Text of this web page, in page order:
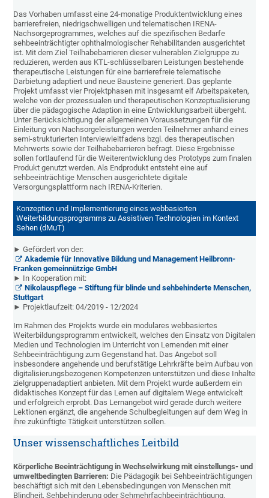
Das Vorhaben umfasst eine 24-monatige Produktentwicklung eines
barrierefreien, niedrigschwelligen und telematischen IRENA-
Nachsorgeprogrammes, welches auf die spezifischen Bedarfe
sehbeeinträchtigter ophthalmologischer Rehabilitanden ausgerichtet
ist. Mit dem Ziel Teilhabebarrieren dieser vulnerablen Zielgruppe zu
reduzieren, werden aus KTL-schlüsselbaren Leistungen bestehende
therapeutische Leistungen für eine barrierefreie telematische
Darbietung adaptiert und neue Bausteine generiert. Das geplante
Projekt umfasst vier Projektphasen mit insgesamt elf Arbeitspaketen,
welche von der prozessualen und therapeutischen Konzeptualisierung
über die pädagogische Adaption in eine Entwicklungsarbeit übergeht.
Unter Berücksichtigung der allgemeinen Voraussetzungen für die
Einleitung von Nachsorgeleistungen werden Teilnehmer anhand eines
semi-strukturierten Interviewleitfadens bzgl. des therapeutischen
Mehrwerts sowie der Teilhabebarrieren befragt. Diese Ergebnisse
sollen fortlaufend für die Weiterentwicklung des Prototyps zum finalen
Produkt genutzt werden. Als Endprodukt entsteht eine auf
sehbeeinträchtige Menschen ausgerichtete digitale
Versorgungsplattform nach IRENA-Kriterien.
Konzeption und Implementierung eines webbasierten
Weiterbildungsprogramms zu Assistiven Technologien im Kontext
Sehen (dMuT)
► Gefördert von der:
Akademie für Innovative Bildung und Management Heilbronn-
Franken gemeinnützige GmbH
► In Kooperation mit:
Nikolauspflege – Stiftung für blinde und sehbehinderte Menschen,
Stuttgart
► Projektlaufzeit: 04/2019 - 12/2024
Im Rahmen des Projekts wurde ein modulares webbasiertes
Weiterbildungsprogramm entwickelt, welches den Einsatz von Digitalen
Medien und Technologien im Unterricht von Lernenden mit einer
Sehbeeinträchtigung zum Gegenstand hat. Das Angebot soll
insbesondere angehende und berufstätige Lehrkräfte beim Aufbau von
digitalisierungsbezogenen Kompetenzen unterstützen und diese Inhalte
zielgruppenadaptiert anbieten. Mit dem Projekt wurde außerdem ein
didaktisches Konzept für das Lernen auf digitalem Wege entwickelt
und erfolgreich erprobt. Das Lernangebot wird gerade durch weitere
Lektionen ergänzt, die angehende Schulbegleitungen auf dem Weg in
ihre zukünftigte Tätigkeit unterstützen sollen.
Unser wissenschaftliches Leitbild
Körperliche Beeinträchtigung in Wechselwirkung mit einstellungs- und
umweltbedingten Barrieren: Die Pädagogik bei Sehbeeinträchtigungen
beschäftigt sich mit den Lebensbedingungen von Menschen mit
Blindheit, Sehbehinderung oder Sehmehrfachbeeinträchtigung.